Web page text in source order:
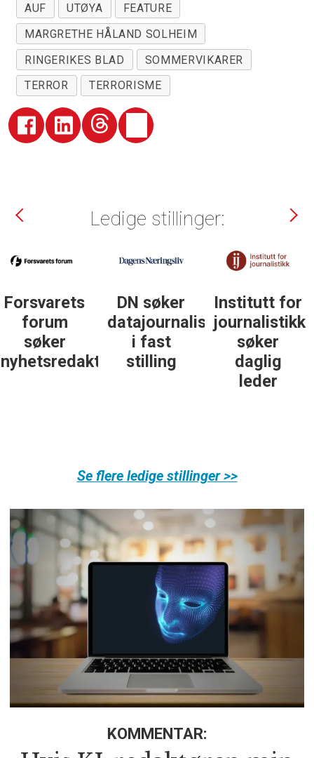
AUF UTØYA
FEATURE
MARGRETHE HÅLAND SOLHEIM
RINGERIKES BLAD
SOMMERVIKARER
TERROR
TERRORISME
Ledige stillinger:
DN søker
datajournalist
i fast
stilling
Institutt for
journalistikk
søker
daglig
DN søker
some-
journalist
Se flere ledige stillinger >>
KOMMENTAR: